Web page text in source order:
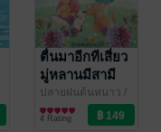
ตื่นมาอีกทีเสี่ยว
มู่หลานมีสามี
และลูก!!!! 90's
ปลายฝนต้นหนาว /
Thonkao_oo
นิยายรักจีนโบราณ
4 Rating